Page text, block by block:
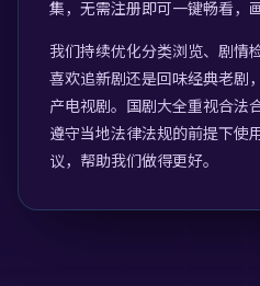
集，无需注册即可一键畅看，
我们持续优化分类浏览、剧情
喜欢追新剧还是回味经典老剧
产电视剧。 国剧大全重视合法
遵守当地法律法规的前提下使
议，帮助我们做得更好。